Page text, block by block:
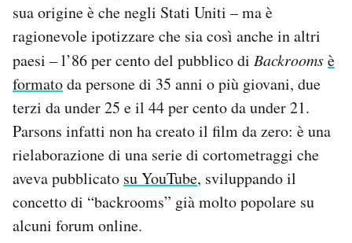
sua origine è che negli Stati Uniti – ma è
ragionevole ipotizzare che sia così anche in altri
paesi – l’86 per cento del pubblico di Backroomsè
formatoda persone di 35 anni o più giovani, due
terzi da under 25 e il 44 per cento da under 21.
Parsons infatti non ha creato il film da zero: è una
rielaborazione di una serie di cortometraggi che
aveva pubblicato su YouTube, sviluppando il
concetto di “backrooms” già molto popolare su
alcuni forum online.